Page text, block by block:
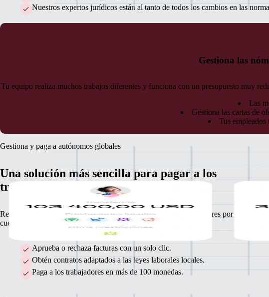
Nuestros expertos jurídicos están al tanto de todos los cambios en las
Gestiona las
Tu equipo realiza muchos trabajos diferentes y funciona con un presupuesto muy
Las
Gestiona las cartas de
Tus
Gestiona y paga a autónomos globales
Una solución más sencilla para pagar a los
trabajadores por cuenta propia
Remote facilita al máximo la facturación y los pagos a los trabajadores por
cuenta propia.
Aprueba o rechaza facturas con un solo clic.
Obtén contratos adaptados a las leyes laborales locales.
Paga a los trabajadores en más de 100 monedas.